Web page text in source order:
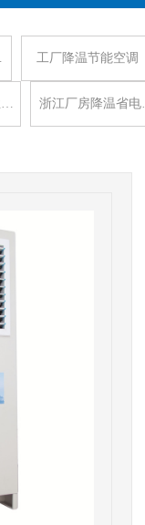
工厂降温节能空调
… 浙江厂房降温省